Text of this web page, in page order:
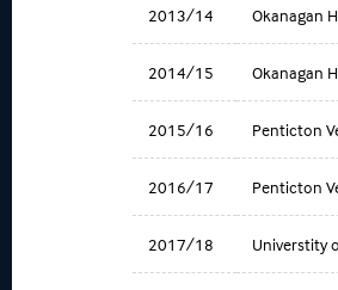
2013/14 Okanagan
2014/15 Okanagan
2015/16 Penticton
2016/17 Penticton
2017/18 Universtity